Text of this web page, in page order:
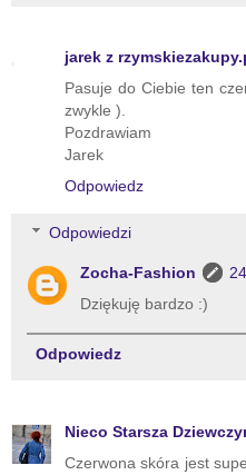
jarek z
Pasuje do Ciebie ten
zwykle ).
Pozdrawiam
Jarek
Odpowiedz
Odpowiedzi
Zocha-Fashion
Dziękuję bardzo :)
Odpowiedz
Nieco Starsza
Czerwona skóra jest